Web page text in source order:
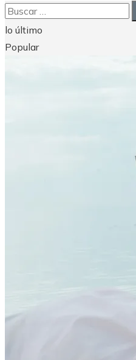
Buscar:
lo último
Popular